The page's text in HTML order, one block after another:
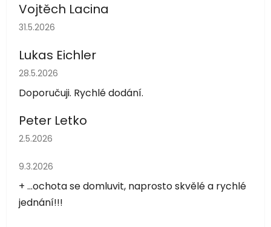
Vojtěch Lacina
Hodnocení obchodu je 5 z 5 hvězdiček.
31.5.2026
Lukas Eichler
Hodnocení obchodu je 5 z 5 hvězdiček.
28.5.2026
Doporučuji. Rychlé dodání.
Peter Letko
Hodnocení obchodu je 5 z 5 hvězdiček.
2.5.2026
Hodnocení obchodu je 5 z 5 hvězdiček.
9.3.2026
+ ...ochota se domluvit, naprosto skvělé a rychlé
jednání!!!